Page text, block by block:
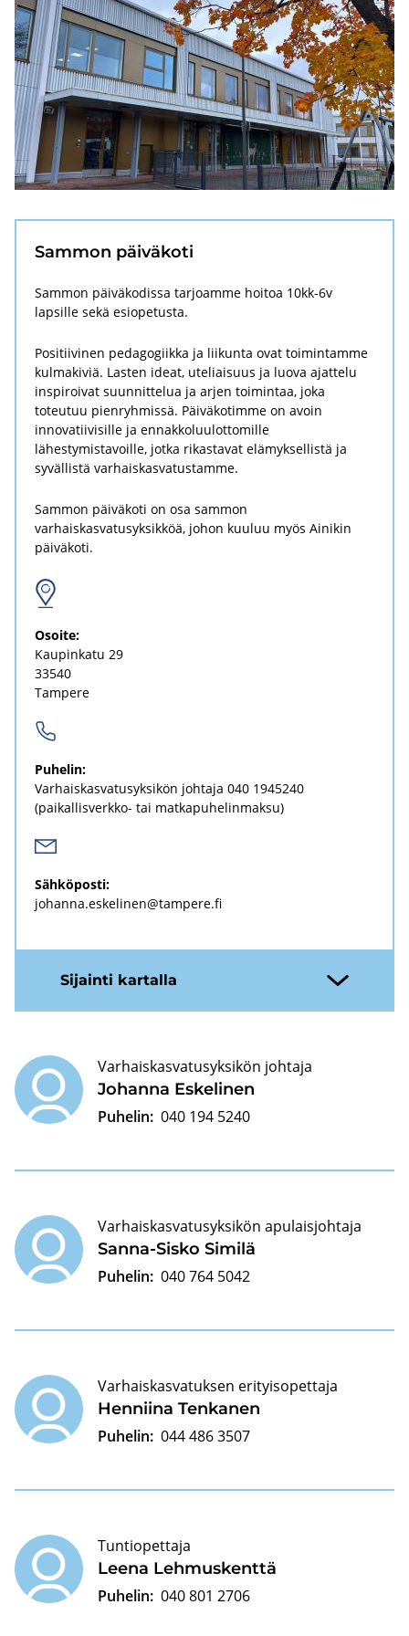
Sam­mon päi­vä­ko­ti
Sammon päiväkodissa tarjoamme hoitoa 10kk-6v
lapsille sekä esiopetusta.
Positiivinen pedagogiikka ja liikunta ovat toimintamme
kulmakiviä. Lasten ideat, uteliaisuus ja luova ajattelu
inspiroivat suunnittelua ja arjen toimintaa, joka
toteutuu pienryhmissä. Päiväkotimme on avoin
innovatiivisille ja ennakkoluulottomille
lähestymistavoille, jotka rikastavat elämyksellistä ja
syvällistä varhaiskasvatustamme.
Sammon päiväkoti on osa sammon
varhaiskasvatusyksikköä, johon kuuluu myös Ainikin
päiväkoti.
Osoi­te:
Kau­pin­ka­tu 29
33540
Tam­pe­re
Pu­he­lin:
Var­hais­kas­va­tusyk­si­kön joh­ta­ja 040 1945240
(paikallisverkko-​ tai mat­ka­pu­he­lin­mak­su)
Säh­kö­pos­ti:
jo­han­na.es­ke­li­nen@tam­pe­re.fi
Si­jain­ti kar­tal­la
Jo­han­na Es­ke­li­nen
Varhaiskasvatusyksikön johtaja
Puhelin: 040 194 5240
Sanna-​Sisko Si­mi­lä
Varhaiskasvatusyksikön apulaisjohtaja
Puhelin: 040 764 5042
Hen­nii­na Ten­ka­nen
Varhaiskasvatuksen erityisopettaja
Puhelin: 044 486 3507
Leena Leh­mus­kent­tä
Tuntiopettaja
Puhelin: 040 801 2706